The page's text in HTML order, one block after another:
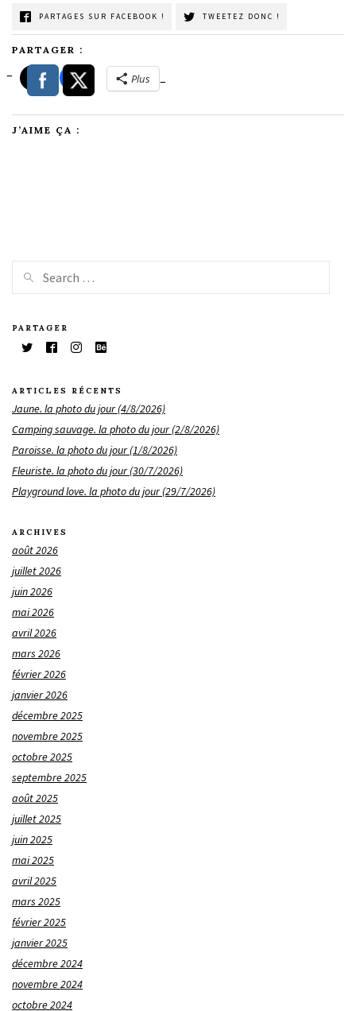
PARTAGES SUR FACEBOOK ! TWEETEZ DONC !
PARTAGER :
Plus
J’AIME ÇA :
PARTAGER
ARTICLES RÉCENTS
Jaune. la photo du jour (4/8/2026)
Camping sauvage. la photo du jour (2/8/2026)
Paroisse. la photo du jour (1/8/2026)
Fleuriste. la photo du jour (30/7/2026)
Playground love. la photo du jour (29/7/2026)
ARCHIVES
août 2026
juillet 2026
juin 2026
mai 2026
avril 2026
mars 2026
février 2026
janvier 2026
décembre 2025
novembre 2025
octobre 2025
septembre 2025
août 2025
juillet 2025
juin 2025
mai 2025
avril 2025
mars 2025
février 2025
janvier 2025
décembre 2024
novembre 2024
octobre 2024